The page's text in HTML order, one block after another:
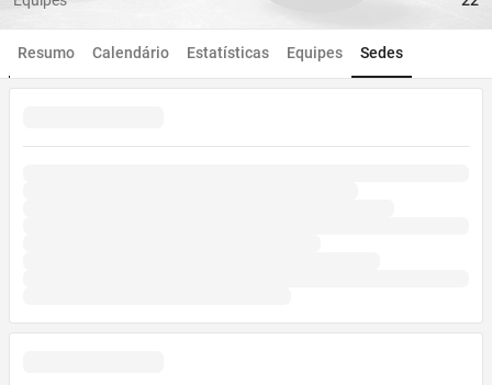
Resumo Calendário Estatísticas Equipes Sedes